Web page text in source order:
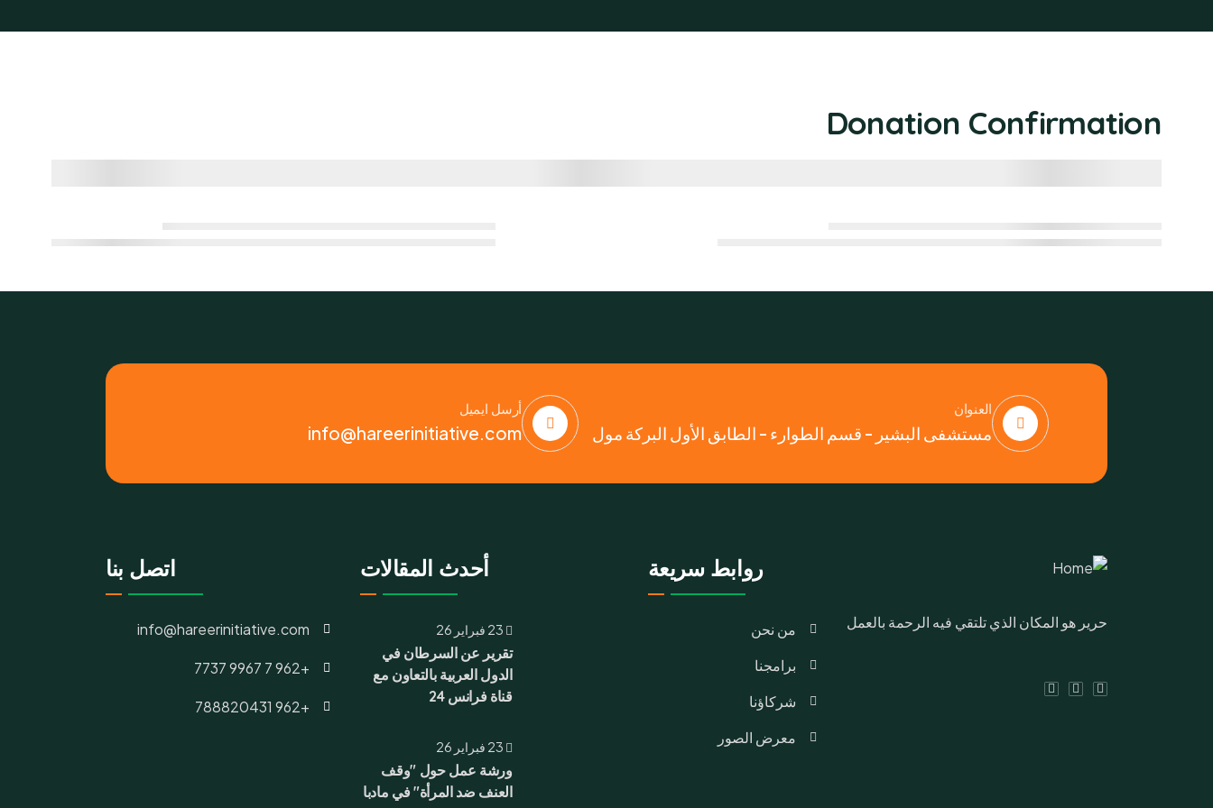
Donation Confirmation
العنوان
مستشفى البشير - قسم الطوارء - الطابق الأول البركة مول
أرسل ايميل
info@hareerinitiative.com
حرير هو المكان الذي تلتقي فيه الرحمة بالعمل
روابط سريعة
من نحن
برامجنا
شركاؤنا
معرض الصور
أحدث المقالات
تقرير عن السرطان في
الدول العربية بالتعاون مع
قناة فرانس 24
ورشة عمل حول "وقف
العنف ضد المرأة" في مادبا
اتصل بنا
info@hareerinitiative.com
+962 7 9967 7737
+962 788820431